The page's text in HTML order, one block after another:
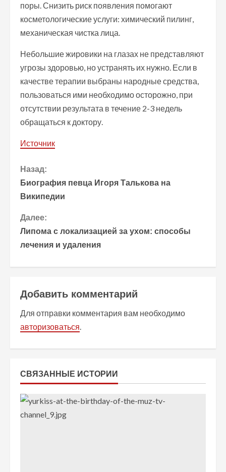
поры. Снизить риск появления помогают
косметологические услуги: химический пилинг,
механическая чистка лица.
Небольшие жировики на глазах не представляют
угрозы здоровью, но устранять их нужно. Если в
качестве терапии выбраны народные средства,
пользоваться ими необходимо осторожно, при
отсутствии результата в течение 2-3 недель
обращаться к доктору.
Источник
П
р
о
д
ж
и
ч
т
Назад:
Биография певца Игоря Талькова на
Википедии
Далее:
Липома с локализацией за ухом: способы
лечения и удаления
Добавить комментарий
Для отправки комментария вам необходимо
авторизоваться.
СВЯЗАННЫЕ ИСТОРИИ